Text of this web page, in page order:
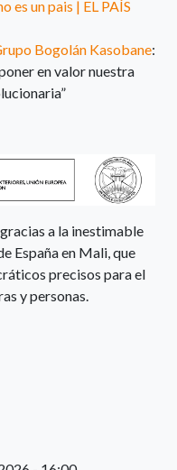
es un pais | EL PAÍS
Bogolán Kasobane:
en valor nuestra
a la inestimable
España en Mali, que
precisos para el
y personas.